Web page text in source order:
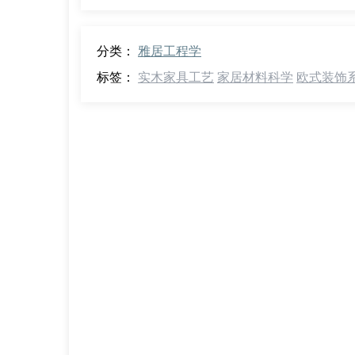
分类： 雅居工程学
标签： 实木家具工艺 家居材料科学 欧式装饰